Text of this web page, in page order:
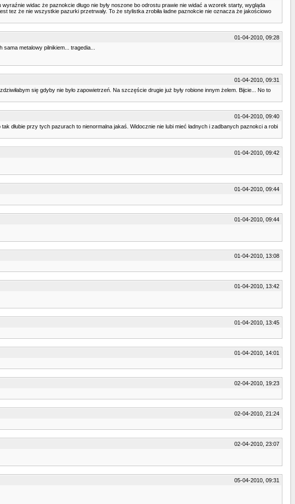
widac że paznokcie długo nie były noszone bo odrostu prawie nie widać a wzorek starty, wygląda
tez że nie wszystkie pazurki przetrwały. To że stylistka zrobiła ładne paznokcie nie oznacza że jakościowo
01-04-2010, 09:28
metalowy pilnikiem... tragedia...
01-04-2010, 09:31
się gdyby nie było zapowietrzeń. Na szczęście drugie już były robione innym żelem. Bijcie... No to
01-04-2010, 09:40
dłubie przy tych pazurach to nienormalna jakaś. Widocznie nie lubi mieć ładnych i zadbanych paznokci a robi
01-04-2010, 09:42
01-04-2010, 09:44
01-04-2010, 09:44
01-04-2010, 13:08
01-04-2010, 13:42
01-04-2010, 13:45
01-04-2010, 14:01
02-04-2010, 19:23
02-04-2010, 21:24
02-04-2010, 23:07
05-04-2010, 09:31